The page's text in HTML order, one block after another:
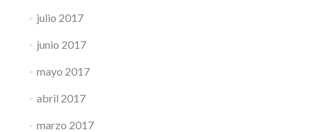
julio 2017
junio 2017
mayo 2017
abril 2017
marzo 2017